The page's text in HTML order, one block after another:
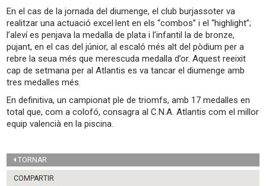
En el cas de la jornada del diumenge, el club burjassoter va
realitzar una actuació excel·lent en els “combos” i el “highlight”;
l’aleví es penjava la medalla de plata i l’infantil la de bronze,
pujant, en el cas del júnior, al escaló més alt del pòdium per a
rebre la seua més que merescuda medalla d’or. Aquest reeixit
cap de setmana per al Atlantis es va tancar el diumenge amb
tres medalles més.
En definitiva, un campionat ple de triomfs, amb 17 medalles en
total que, com a colofó, consagra al C.N.A. Atlantis com el millor
equip valencià en la piscina.
TORNAR
COMPARTIR